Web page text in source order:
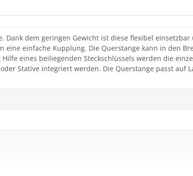
dem geringen Gewicht ist diese flexibel
einfache Kupplung. Die Querstange kann in den
eines beiliegenden Steckschlüssels werden die
Stative integriert werden. Die Querstange passt auf